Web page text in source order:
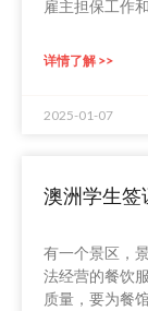
雇主担保工作
详情了解 >>
2025-01-07
澳洲学生签
有一个景区，
法经营的餐饮
质量，要为餐